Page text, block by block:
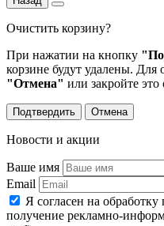
Очистить корзину?
При нажатии на кнопку
корзине будут удалены.
"Отмена" или закройте это
Подтвердить Отмена
Новости и акции
Ваше имя
Email
Я согласен на
получение рекламно-